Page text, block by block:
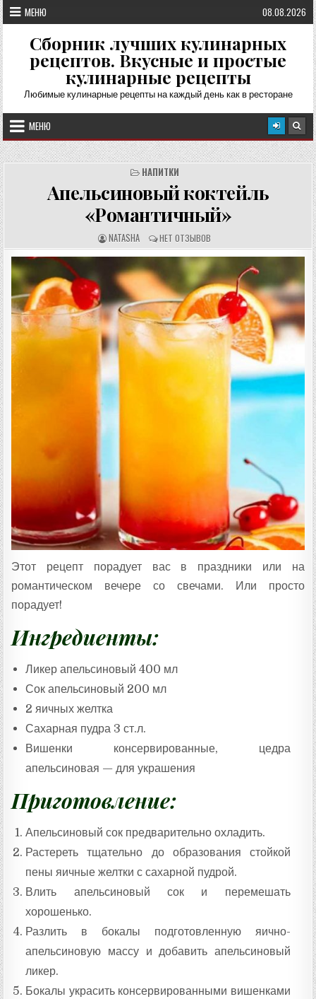
Перейти
к
содержимому
МЕНЮ 08.08.2026
Сборник лучших кулинарных
рецептов. Вкусные и простые
кулинарные рецепты
Любимые кулинарные рецепты на каждый день как в ресторане
МЕНЮ
НАПИТКИ
Апельсиновый коктейль
«Романтичный»
А
В
Т
Е
П
Т
А
:
NATASHA О
Т
З
В
Ы
:
НЕТ ОТЗЫВОВ
Этот рецепт порадует вас в праздники или на
романтическом вечере со свечами. Или просто
порадует!
Ингредиенты:
Ликер апельсиновый 400 мл
Сок апельсиновый 200 мл
2 яичных желтка
Сахарная пудра 3 ст.л.
Вишенки консервированные, цедра
апельсиновая — для украшения
Приготовление:
Апельсиновый сок предварительно охладить.
Растереть тщательно до образования стойкой
пены яичные желтки с сахарной пудрой.
Влить апельсиновый сок и перемешать
хорошенько.
Разлить в бокалы подготовленную яично-
апельсиновую массу и добавить апельсиновый
ликер.
Бокалы украсить консервированными вишенками